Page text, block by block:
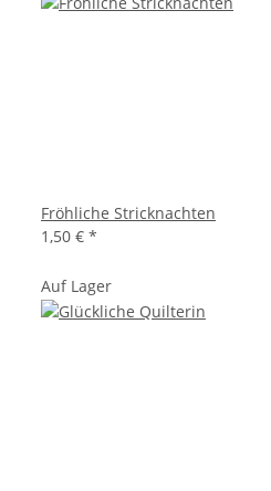
Fröhliche Stricknachten
1,50 € *
Auf Lager